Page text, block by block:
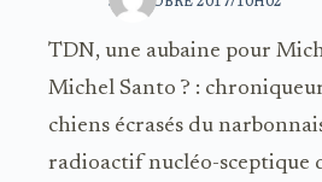
3 OCTOBRE 2017/10H02
TDN, une aubaine pour
Michel Santo ? :
chiens écrasés du
radioactif nucléo-sceptique